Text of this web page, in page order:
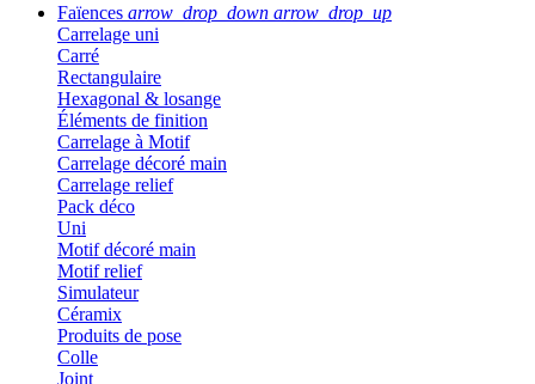
Faïences arrow_drop_down arrow_drop_up
Carrelage uni
Carré
Rectangulaire
Hexagonal & losange
Éléments de finition
Carrelage à Motif
Carrelage décoré main
Carrelage relief
Pack déco
Uni
Motif décoré main
Motif relief
Simulateur
Céramix
Produits de pose
Colle
Joint